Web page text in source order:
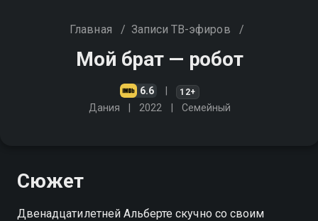
Главная / Записи ТВ-эфиров /
Мой брат — робот
6.6 12+
Дания 2022 Cемейный
Сюжет
Двенадцатилетней Альберте скучно со своим